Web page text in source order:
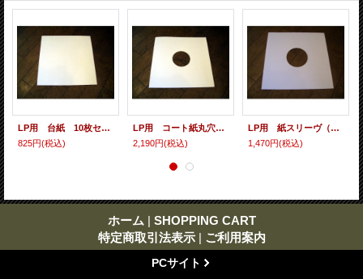
LP用 台紙 10枚セット
825円(税込)
LP用 コート紙丸穴ジャケ 10枚セット
2,190円(税込)
LP用 紙スリーヴ（レギュラー 四角の角） 10枚セット
1,470円(税込)
ホーム | SHOPPING CART
特定商取引法表示 | ご利用案内
PCサイト